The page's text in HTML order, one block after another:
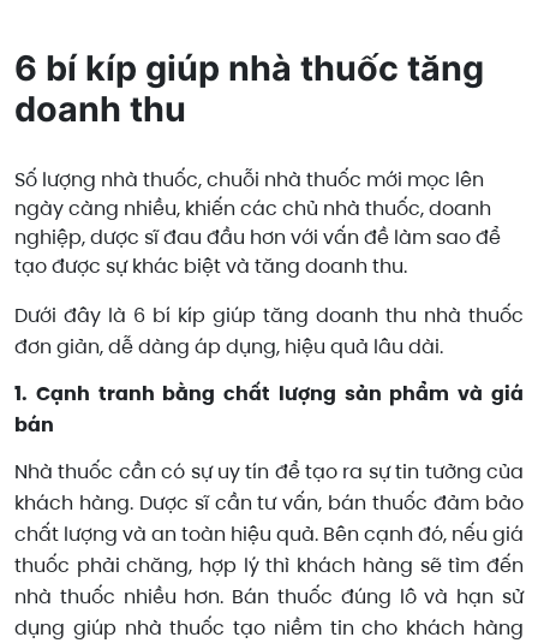
6 bí kíp giúp nhà thuốc tăng
doanh thu
Số lượng nhà thuốc, chuỗi nhà thuốc mới mọc lên
ngày càng nhiều, khiến các chủ nhà thuốc, doanh
nghiệp, dược sĩ đau đầu hơn với vấn đề làm sao để
tạo được sự khác biệt và tăng doanh thu.
Dưới đây là 6 bí kíp giúp tăng doanh thu nhà thuốc
đơn giản, dễ dàng áp dụng, hiệu quả lâu dài.
1. Cạnh tranh bằng chất lượng sản phẩm và giá
bán
Nhà thuốc cần có sự uy tín để tạo ra sự tin tưởng của
khách hàng. Dược sĩ cần tư vấn, bán thuốc đảm bảo
chất lượng và an toàn hiệu quả. Bên cạnh đó, nếu giá
thuốc phải chăng, hợp lý thì khách hàng sẽ tìm đến
nhà thuốc nhiều hơn. Bán thuốc đúng lô và hạn sử
dụng giúp nhà thuốc tạo niềm tin cho khách hàng